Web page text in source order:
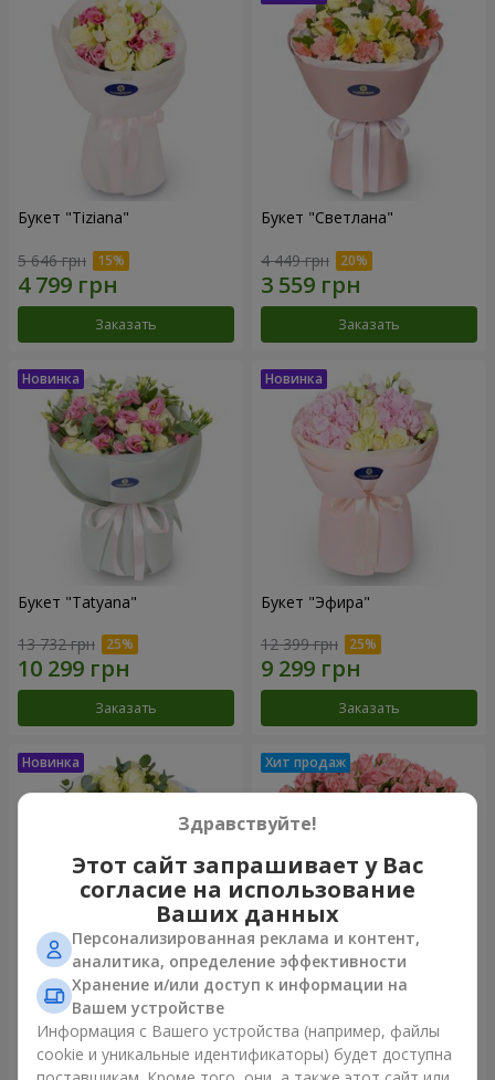
Букет "Tiziana"
5 646 грн
Заказать
Букет "Светлана"
4 449 грн
Заказать
Букет "Tatyana"
13 732 грн
Заказать
Букет "Эфира"
12 399 грн
Заказать
15 белых роз
6 999 грн
Цветы в коробке "Розовый
оазис"
8 749 грн
Здравствуйте!
Этот сайт запрашивает у Вас
согласие на использование
Ваших данных
Персонализированная реклама и контент,
аналитика, определение эффективности
Хранение и/или доступ к информации на
Вашем устройстве
Информация с Вашего устройства (например, файлы
cookie и уникальные идентификаторы) будет доступна